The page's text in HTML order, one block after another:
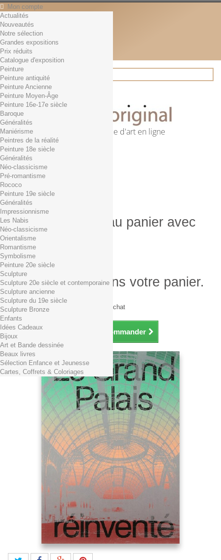
Mon compte
Contact
Français
English
Français
Actualités
Rechercher
Première librairie d'art en ligne
Panier (vide)
Aucun produit
0,01€ dès 29€ d'achat
0,00 € Total
Commander
Produit ajouté au panier avec
succès
Quantité
Total
Il y a 1 produit dans votre panier.
Total produits TTC
Frais de port TTC
0,01€ dès 29€ d'achat
Total TTC
Continuer mes achats Commander
Actualités
Nouveautés
Notre sélection
Grandes expositions
Prix réduits
Catalogue d'exposition
Peinture
Peinture antiquité
Peinture Ancienne
Peinture Moyen-Âge
Peinture 16e-17e siècle
Baroque
Généralités
Maniérisme
Peintres de la réalité
Peinture 18e siècle
Généralités
Néo-classicisme
Pré-romantisme
Rococo
Peinture 19e siècle
Généralités
Impressionnisme
Les Nabis
Néo-classicisme
Orientalisme
Romantisme
Symbolisme
Peinture 20e siècle
Sculpture
Sculpture 20e siècle et contemporaine
Sculpture ancienne
Sculpture du 19e siècle
Sculpture Bronze
Enfants
Idées Cadeaux
Bijoux
Art et Bande dessinée
Beaux livres
Sélection Enfance et Jeunesse
Cartes, Coffrets & Coloriages